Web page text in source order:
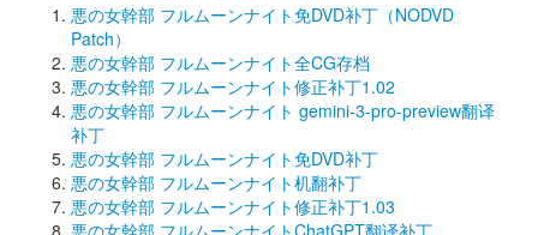
悪の女幹部 フルムーンナイト免DVD补丁（NODVD
Patch）
悪の女幹部 フルムーンナイト全CG存档
悪の女幹部 フルムーンナイト修正补丁1.02
悪の女幹部 フルムーンナイト gemini-3-pro-preview翻译
补丁
悪の女幹部 フルムーンナイト免DVD补丁
悪の女幹部 フルムーンナイト机翻补丁
悪の女幹部 フルムーンナイト修正补丁1.03
悪の女幹部 フルムーンナイトChatGPT翻译补丁